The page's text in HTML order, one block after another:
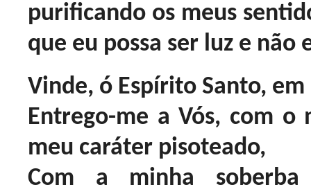
purificando os meus
que eu possa ser luz e não
Vinde, ó Espírito Santo,
Entrego-me a Vós, com
meu caráter pisoteado,
Com a minha